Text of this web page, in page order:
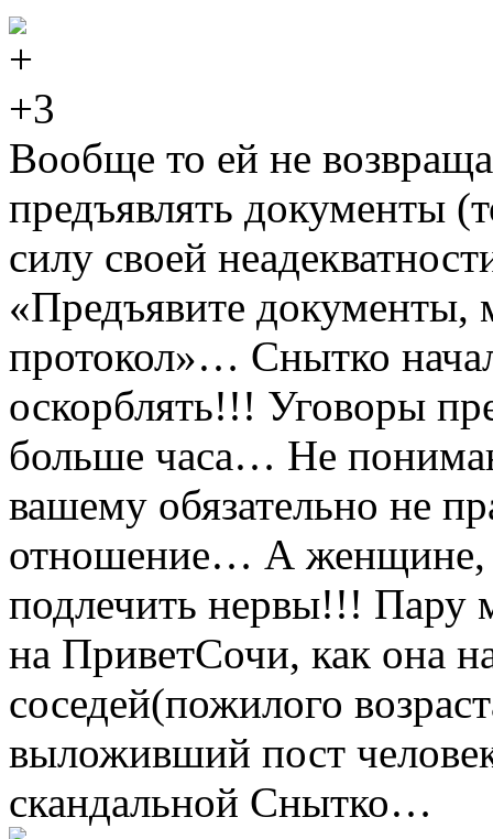
+3
Вообще то ей не
предъявлять документы
силу своей
«Предъявите
протокол»… Снытко
оскорблять!!! Уговоры
больше часа… Не
вашему обязательно не
отношение… А
подлечить нервы!!! Пару
на ПриветСочи, как она
соседей(пожилого
выложивший пост человек
скандальной Снытко…